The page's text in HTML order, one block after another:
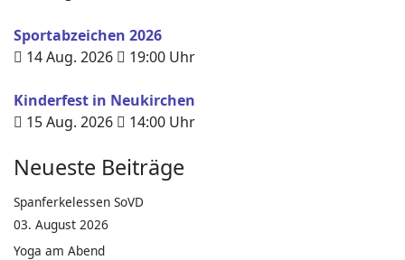
Sportabzeichen 2026
14 Aug. 2026
19:00 Uhr
Kinderfest in Neukirchen
15 Aug. 2026
14:00 Uhr
Neueste Beiträge
Spanferkelessen SoVD
03. August 2026
Yoga am Abend